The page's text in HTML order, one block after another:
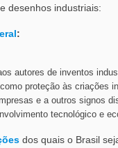
desenhos industriais:
:
autores de inventos
proteção às criações
e a outros signos
tecnológico e
dos quais o Brasil